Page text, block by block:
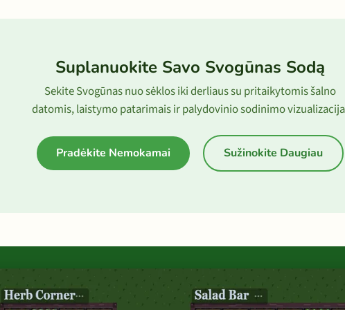
Suplanuokite Savo Svogūnas Sodą
Sekite Svogūnas nuo sėklos iki derliaus su pritaikytomis šalno
datomis, laistymo patarimais ir palydovinio sodinimo
Pradėkite Nemokamai Sužinokite Daugiau